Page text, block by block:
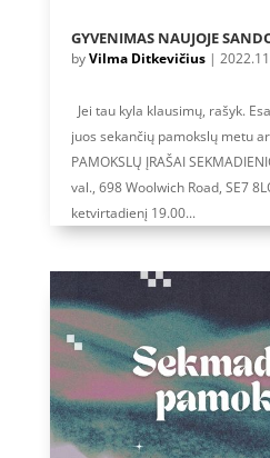
GYVENIMAS NAUJOJE
byVilma Ditkevičius|
Jei tau kyla klausimų, rašyk.
juos sekančių pamokslų metu
PAMOKSLŲ ĮRAŠAI
val., 698 Woolwich Road, SE7
ketvirtadienį 19.00...